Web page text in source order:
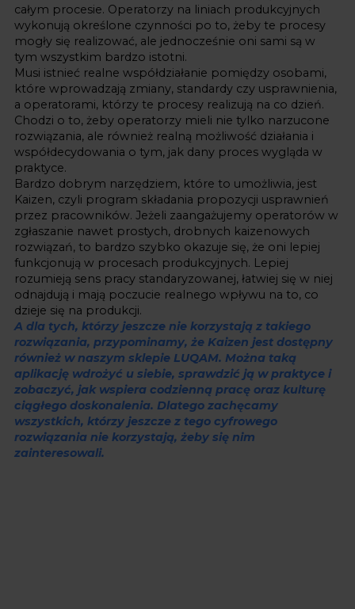
całym procesie. Operatorzy na liniach produkcyjnych
wykonują określone czynności po to, żeby te procesy
mogły się realizować, ale jednocześnie oni sami są w
tym wszystkim bardzo istotni.
Musi istnieć realne współdziałanie pomiędzy osobami,
które wprowadzają zmiany, standardy czy usprawnienia,
a operatorami, którzy te procesy realizują na co dzień.
Chodzi o to, żeby operatorzy mieli nie tylko narzucone
rozwiązania, ale również realną możliwość działania i
współdecydowania o tym, jak dany proces wygląda w
praktyce.
Bardzo dobrym narzędziem, które to umożliwia, jest
Kaizen, czyli program składania propozycji usprawnień
przez pracowników. Jeżeli zaangażujemy operatorów w
zgłaszanie nawet prostych, drobnych kaizenowych
rozwiązań, to bardzo szybko okazuje się, że oni lepiej
funkcjonują w procesach produkcyjnych. Lepiej
rozumieją sens pracy standaryzowanej, łatwiej się w niej
odnajdują i mają poczucie realnego wpływu na to, co
dzieje się na produkcji.
A dla tych, którzy jeszcze nie korzystają z takiego
rozwiązania, przypominamy, że Kaizen jest dostępny
również w naszym sklepie LUQAM. Można taką
aplikację wdrożyć u siebie, sprawdzić ją w praktyce i
zobaczyć, jak wspiera codzienną pracę oraz kulturę
ciągłego doskonalenia. Dlatego zachęcamy
wszystkich, którzy jeszcze z tego cyfrowego
rozwiązania nie korzystają, żeby się nim
zainteresowali.